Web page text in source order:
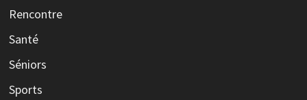
Rencontre
Santé
Séniors
Sports